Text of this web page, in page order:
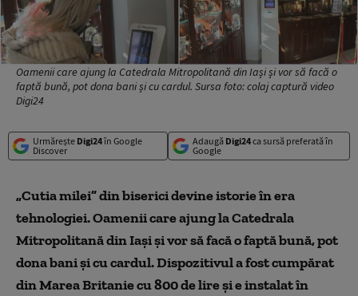
Oamenii care ajung la Catedrala Mitropolitană din Iași și vor să facă o
faptă bună, pot dona bani și cu cardul. Sursa foto: colaj captură video
Digi24
Urmărește Digi24în Google
Discover
Adaugă Digi24ca sursă preferată în
Google
„Cutia milei” din biserici devine istorie în era
tehnologiei. Oamenii care ajung la Catedrala
Mitropolitană din Iași și vor să facă o faptă bună, pot
dona bani și cu cardul. Dispozitivul a fost cumpărat
din Marea Britanie cu 800 de lire și e instalat în